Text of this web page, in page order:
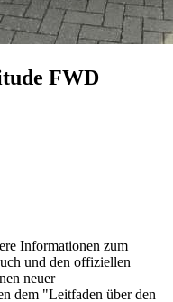
FWD
Informationen zum
und den offiziellen
neuer
dem "Leitfaden über den